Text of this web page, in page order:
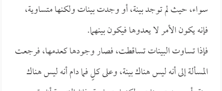
سواء، حيث لم توجد بينة، أو وجدت بينات ولكنها متساوية،
فإنه يكون الأمر لا يعدوها فيكون بينهما.
فإذا تساوت البينات تساقطت، فصار وجودها كعدمها، فرجعت
المسألة إلى أنه ليس هناك بينة، وعلى كلٍ فما دام أنه ليس هناك